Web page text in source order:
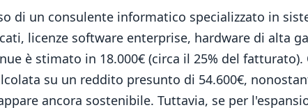
di un consulente informatico specializzato in
licenze software enterprise, hardware di alta
è stimato in 18.000€ (circa il 25% del
su un reddito presunto di 54.600€,
ancora sostenibile. Tuttavia, se per